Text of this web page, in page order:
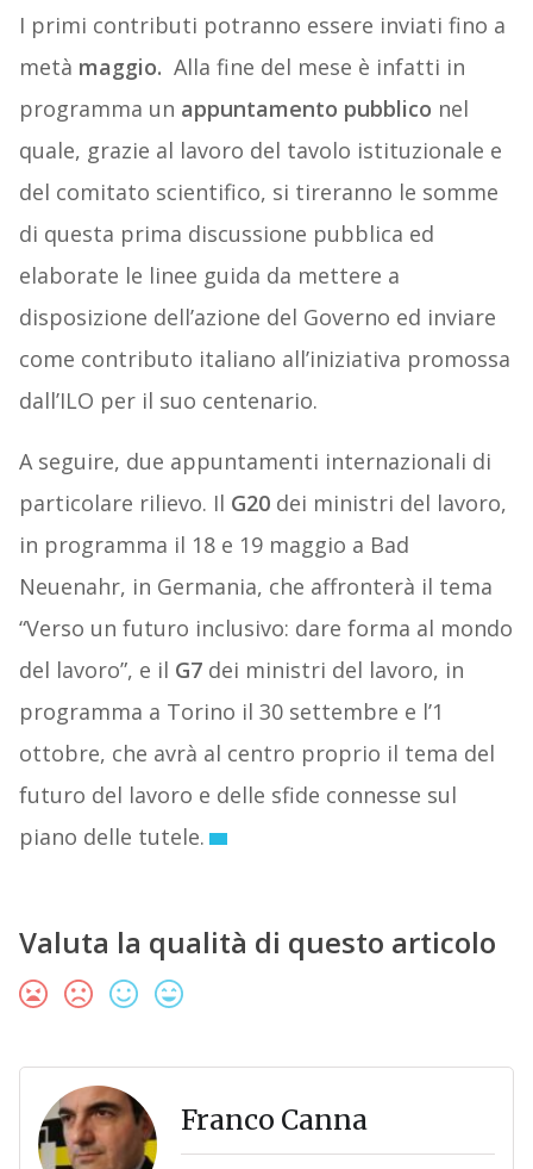
I primi contributi potranno essere inviati fino a
metà maggio. Alla fine del mese è infatti in
programma un appuntamento pubblico nel
quale, grazie al lavoro del tavolo istituzionale e
del comitato scientifico, si tireranno le somme
di questa prima discussione pubblica ed
elaborate le linee guida da mettere a
disposizione dell’azione del Governo ed inviare
come contributo italiano all’iniziativa promossa
dall’ILO per il suo centenario.
A seguire, due appuntamenti internazionali di
particolare rilievo. Il G20dei ministri del lavoro,
in programma il 18 e 19 maggio a Bad
Neuenahr, in Germania, che affronterà il tema
“Verso un futuro inclusivo: dare forma al mondo
del lavoro”, e il G7dei ministri del lavoro, in
programma a Torino il 30 settembre e l’1
ottobre, che avrà al centro proprio il tema del
futuro del lavoro e delle sfide connesse sul
piano delle tutele.
Valuta la qualità di questo articolo
Franco Canna